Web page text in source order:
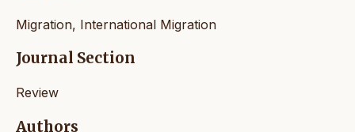
Migration, International Migration
Journal Section
Review
Authors